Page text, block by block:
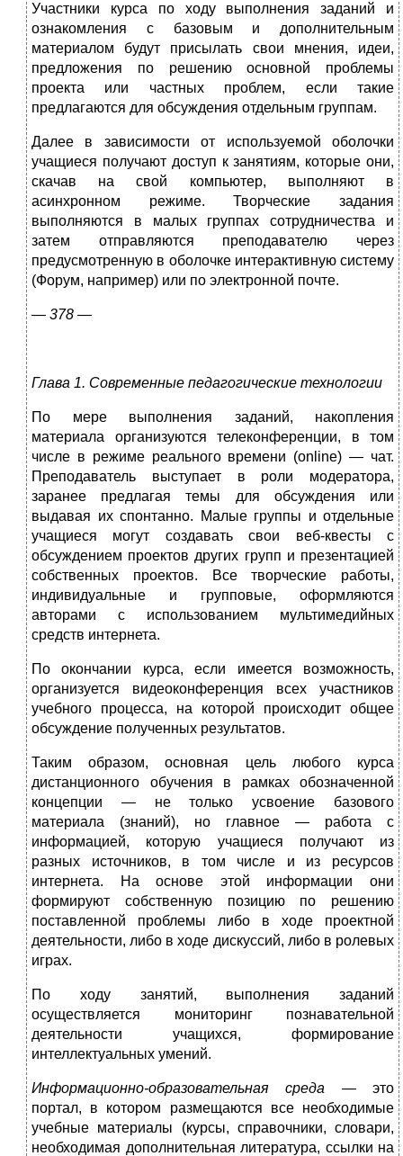
Участники курса по ходу выполнения заданий и
ознакомления с базовым и до­полнительным
материалом будут присылать свои мнения, идеи,
предложения по решению основной проблемы
проекта или частных проблем, если такие
предлагаются для обсуждения отдельным группам.
Далее в зависимости от используемой оболочки
учащиеся получают доступ к занятиям, которые они,
скачав на свой компьютер, выполняют в
асинхронном режиме. Творческие задания
выполняются в малых группах сотрудничества и
затем отправляются преподавателю через
предусмотренную в оболочке интер­активную систему
(Форум, например) или по электронной почте.
— 378 —
Глава 1. Современные педагогические технологии
По мере выполнения заданий, накопления
материала организуются те­леконференции, в том
числе в режиме реального времени (online) — чат.
Преподаватель выступает в роли модератора,
заранее предлагая темы для обсуждения или
выдавая их спонтанно. Малые группы и отдельные
учащие­ся могут создавать свои веб-квесты с
обсуждением проектов других групп и презентацией
собственных проектов. Все творческие работы,
индивидуаль­ные и групповые, оформляются
авторами с использованием мультимедийных
средств интернета.
По окончании курса, если имеется возможность,
организуется видеокон­ференция всех участников
учебного процесса, на которой происходит общее
обсуждение полученных результатов.
Таким образом, основная цель любого курса
дистанционного обучения в рамках обозначенной
концепции — не только усвоение базового
материала (знаний), но главное — работа с
информацией, которую учащиеся получают из
разных источников, в том числе и из ресурсов
интернета. На основе этой информации они
формируют собственную позицию по решению
поставленной проблемы либо в ходе проектной
деятельности, либо в ходе дискуссий, либо в ролевых
играх.
По ходу занятий, выполнения заданий
осуществляется мониторинг познава­тельной
деятельности учащихся, формирование
интеллектуальных умений.
Информационно-образовательная среда — это
портал, в котором разме­щаются все необходимые
учебные материалы (курсы, справочники, словари,
необходимая дополнительная литература, ссылки на